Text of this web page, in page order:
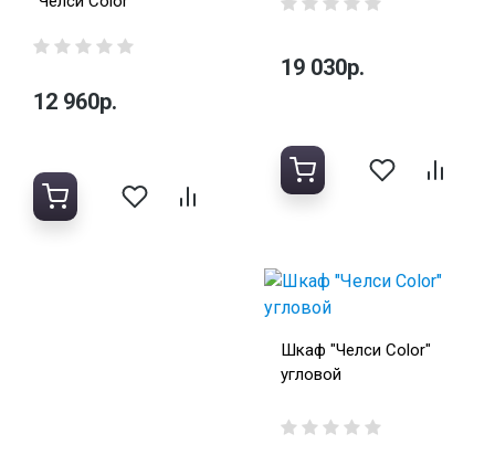
12 960р.
19 030р.
Шкаф "Челси Color"
угловой